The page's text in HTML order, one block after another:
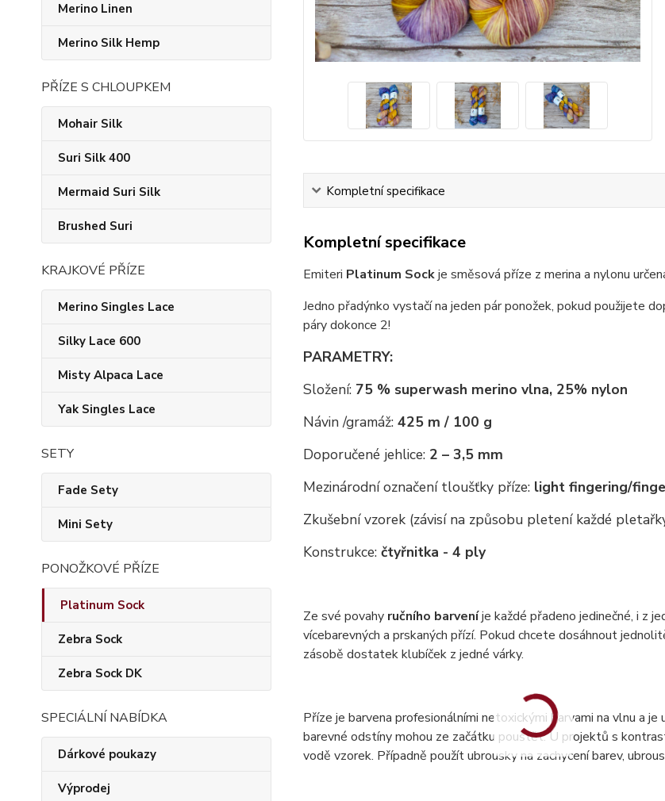
Merino Linen
Merino Silk Hemp
PŘÍZE S CHLOUPKEM
Mohair Silk
Suri Silk 400
Mermaid Suri Silk
Brushed Suri
KRAJKOVÉ PŘÍZE
Merino Singles Lace
Silky Lace 600
Misty Alpaca Lace
Yak Singles Lace
SETY
Fade Sety
Mini Sety
PONOŽKOVÉ PŘÍZE
Platinum Sock
Zebra Sock
Zebra Sock DK
SPECIÁLNÍ NABÍDKA
Dárkové poukazy
Výprodej
Kompletní specifikace
Kompletní specifikace
Emiteri Platinum Sockje směsová příze z merina a nylonu
Jedno přadýnko vystačí na jeden pár ponožek, pokud použijete
páry dokonce 2!
PARAMETRY:
Složení: 75 % superwash merino vlna, 25% nylon
Návin /gramáž:425 m / 100 g
Doporučené jehlice: 2 – 3,5 mm
Mezinárodní označení tloušťky příze: light fingering/
Zkušební vzorek (závisí na způsobu pletení každé
Konstrukce: čtyřnitka - 4 ply
Ze své povahyručního barveníje každé přadeno jedinečné, i z
vícebarevných a prskaných přízí. Pokud chcete dosáhnout
zásobě dostatek klubíček z jedné várky.
Příze je barvena profesionálními netoxickými barvami na vlnu a
barevné odstíny mohou ze začátku pouštět. U projektů s
vodě vzorek. Případně použít ubrousky na zachycení barev,